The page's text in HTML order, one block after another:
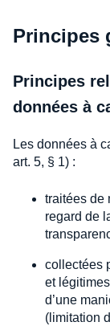
Principes
Principes
données à
Les données à
art. 5, § 1) :
traitées de
regard de
collectées
et
d’une
(limitation